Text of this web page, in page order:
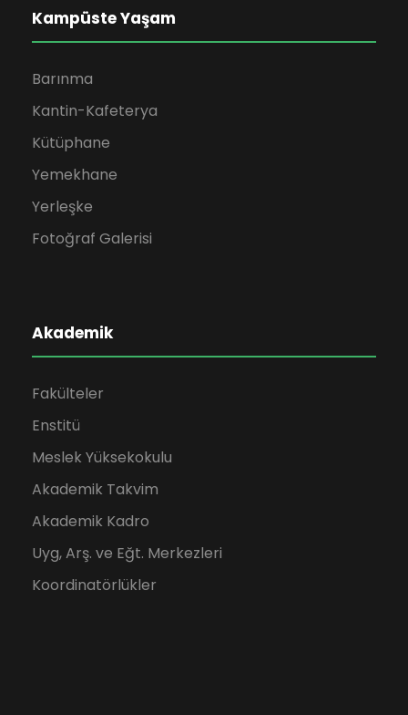
Kampüste Yaşam
Barınma
Kantin-Kafeterya
Kütüphane
Yemekhane
Yerleşke
Fotoğraf Galerisi
Akademik
Fakülteler
Enstitü
Meslek Yüksekokulu
Akademik Takvim
Akademik Kadro
Uyg, Arş. ve Eğt. Merkezleri
Koordinatörlükler